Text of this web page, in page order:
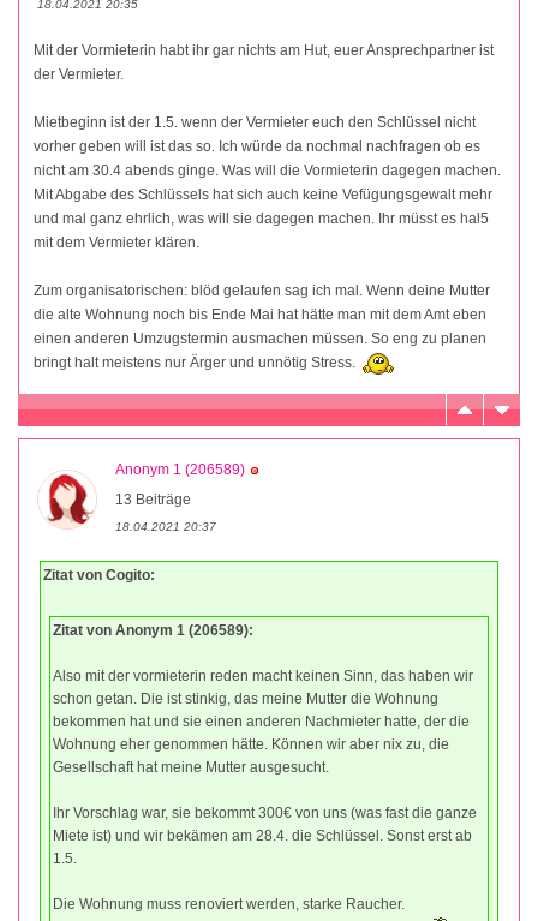
18.04.2021 20:35
Mit der Vormieterin habt ihr gar nichts am Hut, euer Ansprechpartner ist
der Vermieter.
Mietbeginn ist der 1.5. wenn der Vermieter euch den Schlüssel nicht
vorher geben will ist das so. Ich würde da nochmal nachfragen ob es
nicht am 30.4 abends ginge. Was will die Vormieterin dagegen machen.
Mit Abgabe des Schlüssels hat sich auch keine Vefügungsgewalt mehr
und mal ganz ehrlich, was will sie dagegen machen. Ihr müsst es hal5
mit dem Vermieter klären.
Zum organisatorischen: blöd gelaufen sag ich mal. Wenn deine Mutter
die alte Wohnung noch bis Ende Mai hat hätte man mit dem Amt eben
einen anderen Umzugstermin ausmachen müssen. So eng zu planen
bringt halt meistens nur Ärger und unnötig Stress.
Anonym 1 (206589)
13 Beiträge
18.04.2021 20:37
Zitat von Cogito:
Zitat von Anonym 1 (206589):
Also mit der vormieterin reden macht keinen Sinn, das haben wir
schon getan. Die ist stinkig, das meine Mutter die Wohnung
bekommen hat und sie einen anderen Nachmieter hatte, der die
Wohnung eher genommen hätte. Können wir aber nix zu, die
Gesellschaft hat meine Mutter ausgesucht.
Ihr Vorschlag war, sie bekommt 300€ von uns (was fast die ganze
Miete ist) und wir bekämen am 28.4. die Schlüssel. Sonst erst ab
1.5.
Die Wohnung muss renoviert werden, starke Raucher.